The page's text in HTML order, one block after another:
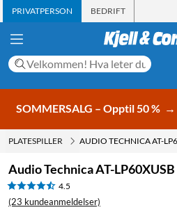
PRIVATPERSON BEDRIFT
SOMMERSALG – Opptil 50 % →
PLATESPILLER
Audio Technica AT-
4.5
(23 kundeanmeldelser)